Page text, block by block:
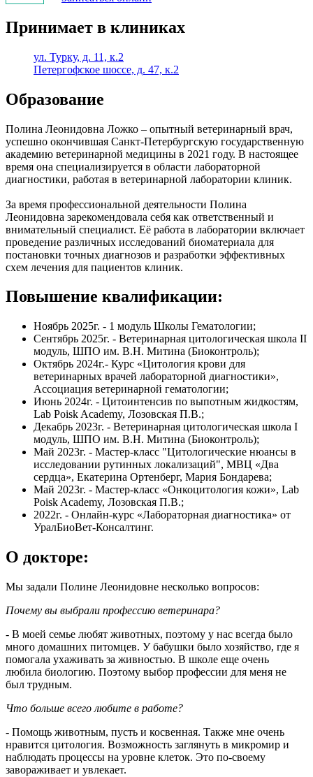
Принимает в клиниках
ул. Турку, д. 11, к.2
Петергофское шоссе, д. 47, к.2
Образование
Полина Леонидовна Ложко – опытный ветеринарный врач,
успешно окончившая Санкт-Петербургскую государственную
академию ветеринарной медицины в 2021 году. В настоящее
время она специализируется в области лабораторной
диагностики, работая в ветеринарной лаборатории клиник.
За время профессиональной деятельности Полина
Леонидовна зарекомендовала себя как ответственный и
внимательный специалист. Её работа в лаборатории включает
проведение различных исследований биоматериала для
постановки точных диагнозов и разработки эффективных
схем лечения для пациентов клиник.
Повышение квалификации:
Ноябрь 2025г. - 1 модуль Школы Гематологии;
Сентябрь 2025г. - Ветеринарная цитологическая школа II
модуль, ШПО им. В.Н. Митина (Биоконтроль);
Октябрь 2024г.- Курс «Цитология крови для
ветеринарных врачей лабораторной диагностики»,
Ассоциация ветеринарной гематологии;
Июнь 2024г. - Цитоинтенсив по выпотным жидкостям,
Lab Poisk Academy, Лозовская П.В.;
Декабрь 2023г. - Ветеринарная цитологическая школа I
модуль, ШПО им. В.Н. Митина (Биоконтроль);
Май 2023г. - Мастер-класс "Цитологические нюансы в
исследовании рутинных локализаций", МВЦ «Два
сердца», Екатерина Ортенберг, Мария Бондарева;
Май 2023г. - Мастер-класс «Онкоцитология кожи», Lab
Poisk Academy, Лозовская П.В.;
2022г. - Онлайн-курс «Лабораторная диагностика» от
УралБиоВет-Консалтинг.
О докторе:
Мы задали Полине Леонидовне несколько вопросов:
Почему вы выбрали профессию ветеринара?
- В моей семье любят животных, поэтому у нас всегда было
много домашних питомцев. У бабушки было хозяйство, где я
помогала ухаживать за живностью. В школе еще очень
любила биологию. Поэтому выбор профессии для меня не
был трудным.
Что больше всего любите в работе?
- Помощь животным, пусть и косвенная. Также мне очень
нравится цитология. Возможность заглянуть в микромир и
наблюдать процессы на уровне клеток. Это по-своему
завораживает и увлекает.